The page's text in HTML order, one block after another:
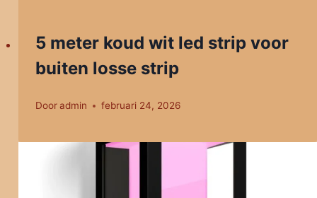
5 meter koud wit led strip voor
buiten losse strip
Door admin februari 24, 2026